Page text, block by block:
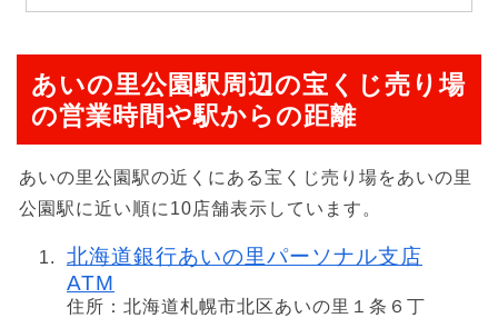
あいの里公園駅周辺の宝くじ売り場
の営業時間や駅からの距離
あいの里公園駅の近くにある宝くじ売り場をあいの里
公園駅に近い順に10店舗表示しています。
北海道銀行あいの里パーソナル支店
ATM
住所：北海道札幌市北区あいの里１条６丁